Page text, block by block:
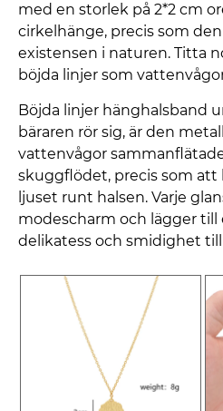
med en storlek på 2*2 cm
cirkelhänge, precis som
existensen i naturen. Titta
böjda linjer som
Böjda linjer hänghalsband
bäraren rör sig, är den
vattenvågor
skuggflödet, precis som
ljuset runt halsen. Varje
modescharm och lägger till
delikatess och smidighet